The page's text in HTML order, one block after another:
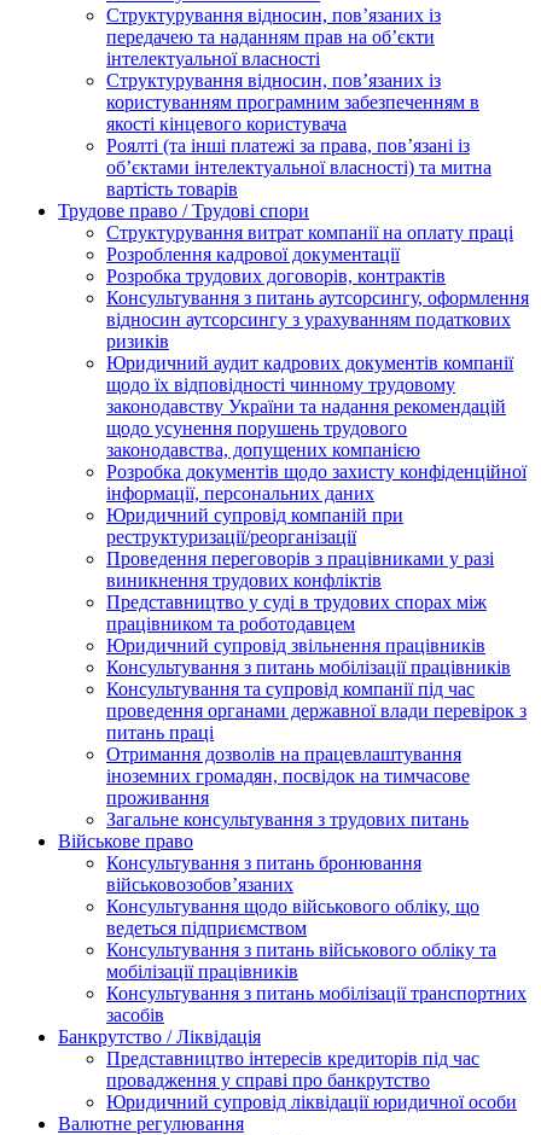
Структурування відносин, пов’язаних із
передачею та наданням прав на об’єкти
інтелектуальної власності
Структурування відносин, пов’язаних із
користуванням програмним забезпеченням в
якості кінцевого користувача
Роялті (та інші платежі за права, пов’язані із
об’єктами інтелектуальної власності) та митна
вартість товарів
Трудове право / Трудові спори
Cтруктурування витрат компанії на оплату праці
Розроблення кадрової документації
Розробка трудових договорів, контрактів
Консультування з питань аутсорсингу, оформлення
відносин аутсорсингу з урахуванням податкових
ризиків
Юридичний аудит кадрових документів компанії
щодо їх відповідності чинному трудовому
законодавству України та надання рекомендацій
щодо усунення порушень трудового
законодавства, допущених компанією
Розробка документів щодо захисту конфіденційної
інформації, персональних даних
Юридичний супровід компаній при
реструктуризації/реорганізації
Проведення переговорів з працівниками у разі
виникнення трудових конфліктів
Представництво у суді в трудових спорах між
працівником та роботодавцем
Юридичний супровід звільнення працівників
Консультування з питань мобілізації працівників
Консультування та супровід компанії під час
проведення органами державної влади перевірок з
питань праці
Отримання дозволів на працевлаштування
іноземних громадян, посвідок на тимчасове
проживання
Загальне консультування з трудових питань
Військове право
Консультування з питань бронювання
військовозобов’язаних
Консультування щодо військового обліку, що
ведеться підприємством
Консультування з питань військового обліку та
мобілізації працівників
Консультування з питань мобілізації транспортних
засобів
Банкрутство / Ліквідація
Представництво інтересів кредиторів під час
провадження у справі про банкрутство
Юридичний супровід ліквідації юридичної особи
Валютне регулювання